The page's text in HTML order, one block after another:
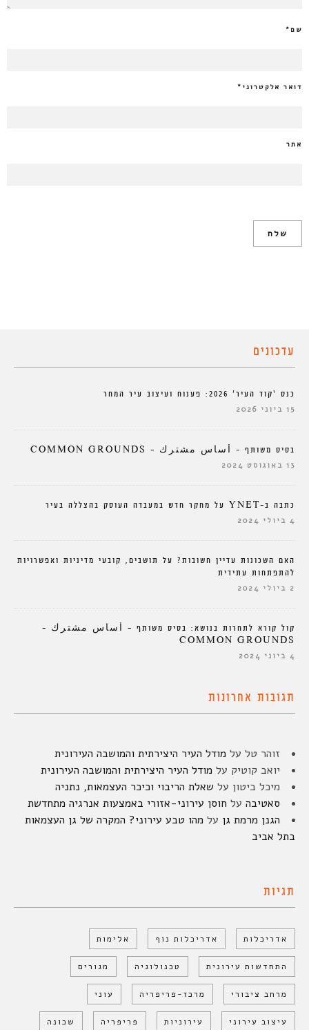
שם*
דואר אלקטרוני *
אתר
עדכונים
כנס ‘קוד העיר’ 2026: פענוח ועיצוב עיר המחר
15 ביוני 2026
בסיס משותף – أساس مشترك – COMMON GROUNDS
13 באוגוסט 2024
כתבה ב-YNET על מחקר חדש במעבדה העוסק בהצללה בעיר
4 ביולי 2024
האם השכונות עדיין חשובות? על תושבים, קובעי מדיניות ואפשרויות
להתפתחות עתידית
2 ביולי 2024
קול קורא לתחרות בנושא: בסיס משותף – أساس مشترك –
COMMON GROUNDS
4 ביוני 2024
תגובות אחרונות
זוהר טל על מודל העיר היצירתית והמושבה העירונית
יואב קוטיק על מודל העיר היצירתית והמושבה העירונית
מיכל ביטון על שאלת הריבוי וכיכר העצמאות, נתניה
סאטיבה על חוסן עירוני-אזורי באמצעות אנרגיה מתחדשת
הגנן מרמת גן על מהו טבע עירוני? המקרה של גן העצמאות
בתל אביב
תגיות
אדריכלות אדריכלות נוף אלימות
התחדשות עירונית טכנולוגיה מגורים
מרחב ציבורי מרכז-פריפריה עוני
עיצוב עירוני עירוניות פריפריה שכונה